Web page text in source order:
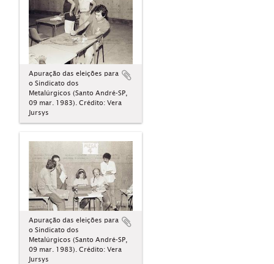
Apuração das eleições para
o Sindicato dos
Metalúrgicos (Santo André-SP,
09 mar. 1983). Crédito: Vera
Jursys
Apuração das eleições para
o Sindicato dos
Metalúrgicos (Santo André-SP,
09 mar. 1983). Crédito: Vera
Jursys